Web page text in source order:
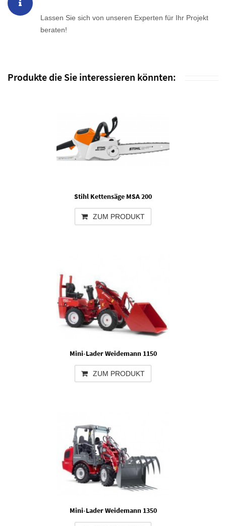
Lassen Sie sich von unseren Experten für Ihr Projekt
beraten!
Produkte die Sie interessieren könnten:
Stihl Kettensäge MSA 200
ZUM PRODUKT
Mini-Lader Weidemann 1150
ZUM PRODUKT
Mini-Lader Weidemann 1350